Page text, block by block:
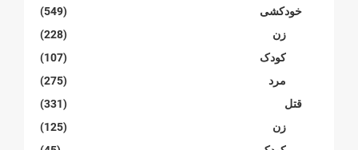
خودکشی
(549)
زن
(228)
کودک
(107)
مرد
(275)
قتل
(331)
زن
(125)